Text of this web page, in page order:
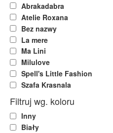
Abrakadabra
Atelie Roxana
Bez nazwy
La mere
Ma Lini
Milulove
Spell's Little Fashion
Szafa Krasnala
Filtruj wg. koloru
Inny
Biały